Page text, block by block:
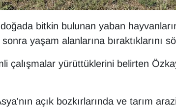
bitkin bulunan yaban
yaşam alanlarına bıraktıklarını
çalışmalar yürüttüklerini belirten
açık bozkırlarında ve tarım